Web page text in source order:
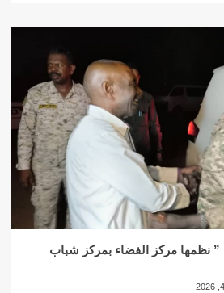
” نظمها مركز الفضاء بمركز شباب